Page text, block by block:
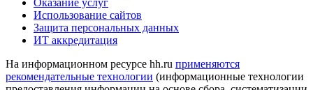
Оказание услуг
Использование сайтов
Защита персональных данных
ИТ аккредитация
На информационном ресурсе hh.ru применяются
рекомендательные технологии (информационные технологии